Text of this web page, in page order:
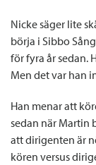
Nicke säger lite
börja i Sibbo
för fyra år sedan.
Men det var han
Han menar att
sedan när Martin
att dirigenten är
kören versus